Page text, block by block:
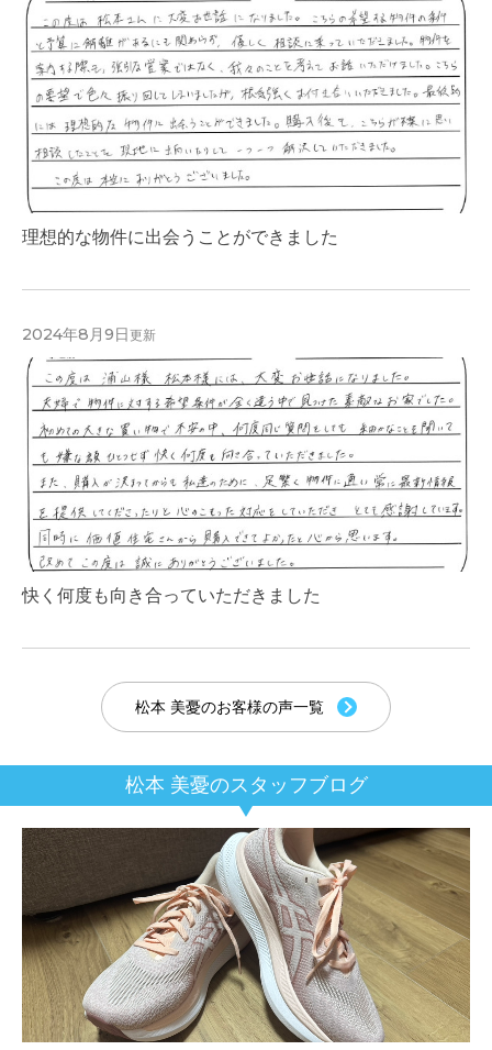
理想的な物件に出会うことができました
2024年8月9日更新
快く何度も向き合っていただきました
松本 美憂のお客様の声一覧
松本 美憂のスタッフブログ